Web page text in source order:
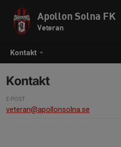
Kontakt
Apollon Solna FK
Veteran
Kontakt
E-POST
veteran@apollonsolna.se